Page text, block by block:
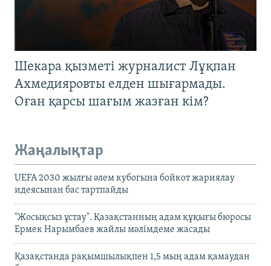
Шекара қызметі журналист Лұқпан
Ахмедияровты елден шығармады.
Оған қарсы шағым жазған кім?
Жаңалықтар
UEFA 2030 жылғы әлем кубогына бойкот жариялау
идеясынан бас тартпайды
"Жосықсыз ұстау". Қазақстанның адам құқығы бюросы
Ермек Нарымбаев жайлы мәлімдеме жасады
Қазақстанда рақымшылықпен 1,5 мың адам қамаудан